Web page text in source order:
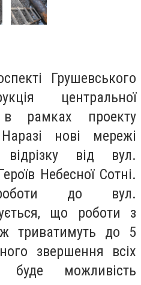
Грушевського
центральної
в рамках проекту
нові мережі
від вул.
Небесної Сотні.
роботи до вул.
що роботи з
триватимуть до 5
звершення всіх
буде можливість